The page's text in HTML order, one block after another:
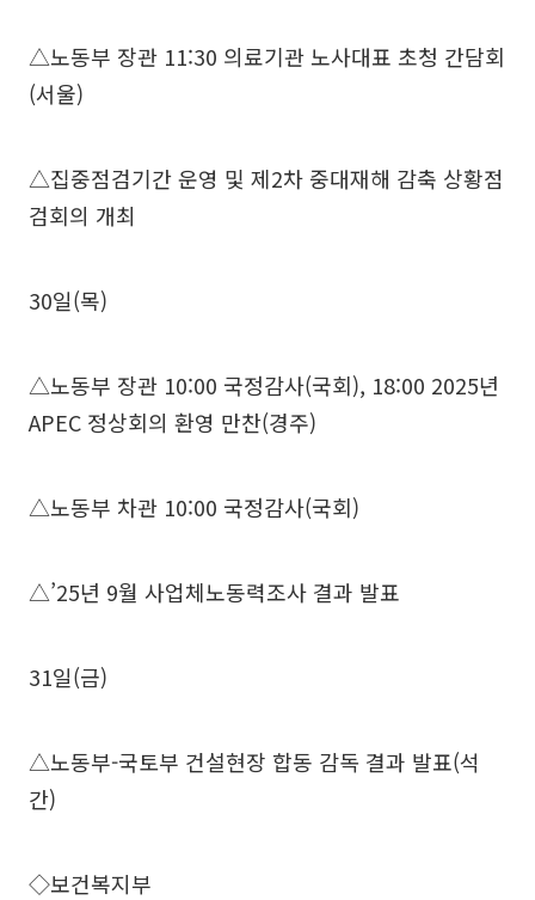
△노동부 장관 11:30 의료기관 노사대표 초청 간담회
(서울)
△집중점검기간 운영 및 제2차 중대재해 감축 상황점
검회의 개최
30일(목)
△노동부 장관 10:00 국정감사(국회), 18:00 2025년
APEC 정상회의 환영 만찬(경주)
△노동부 차관 10:00 국정감사(국회)
△’25년 9월 사업체노동력조사 결과 발표
31일(금)
△노동부-국토부 건설현장 합동 감독 결과 발표(석
간)
◇보건복지부